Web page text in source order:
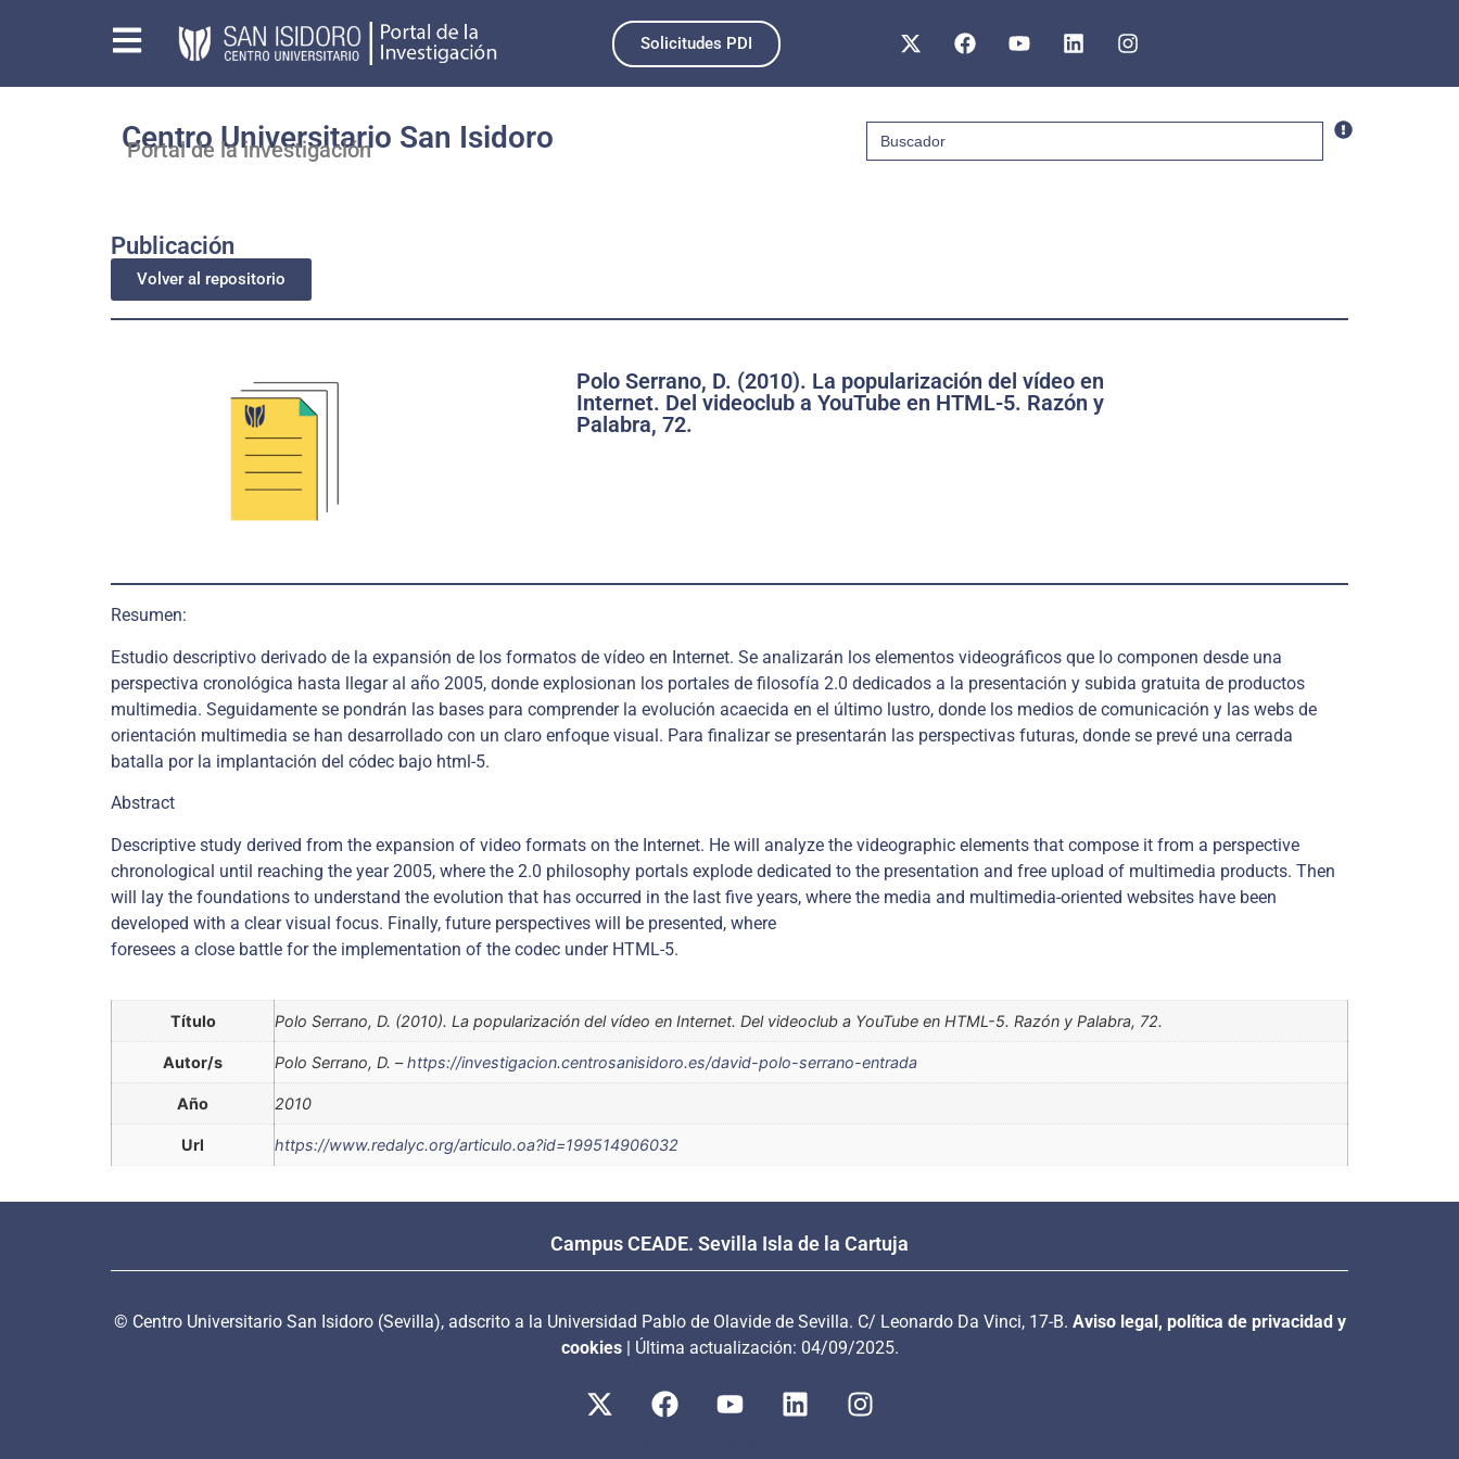
Solicitudes PDI
Centro Universitario San Isidoro
Portal de la investigación
Buscar:
Publicación
Volver al repositorio
Polo Serrano, D. (2010). La popularización del vídeo en
Internet. Del videoclub a YouTube en HTML-5. Razón y
Palabra, 72.
Resumen:
Estudio descriptivo derivado de la expansión de los formatos de vídeo en Internet. Se analizarán los elementos videográficos que lo componen desde una
perspectiva cronológica hasta llegar al año 2005, donde explosionan los portales de filosofía 2.0 dedicados a la presentación y subida gratuita de productos
multimedia. Seguidamente se pondrán las bases para comprender la evolución acaecida en el último lustro, donde los medios de comunicación y las webs de
orientación multimedia se han desarrollado con un claro enfoque visual. Para finalizar se presentarán las perspectivas futuras, donde se prevé una cerrada
batalla por la implantación del códec bajo html-5.
Abstract
Descriptive study derived from the expansion of video formats on the Internet. He will analyze the videographic elements that compose it from a perspective
chronological until reaching the year 2005, where the 2.0 philosophy portals explode dedicated to the presentation and free upload of multimedia products. Then
will lay the foundations to understand the evolution that has occurred in the last five years, where the media and multimedia-oriented websites have been
developed with a clear visual focus. Finally, future perspectives will be presented, where
foresees a close battle for the implementation of the codec under HTML-5.
Título Polo Serrano, D. (2010). La popularización del vídeo en Internet. Del videoclub a YouTube en HTML-5. Razón y Palabra, 72.
Autor/s Polo Serrano, D. –https://investigacion.centrosanisidoro.es/david-polo-serrano-entrada
Año 2010
Url https://www.redalyc.org/articulo.oa?id=199514906032
Campus CEADE. Sevilla Isla de la Cartuja
© Centro Universitario San Isidoro (Sevilla), adscrito a la Universidad Pablo de Olavide de Sevilla. C/ Leonardo Da Vinci, 17-B. Aviso legal, política de privacidad y
cookies
| Última actualización: 04/09/2025.